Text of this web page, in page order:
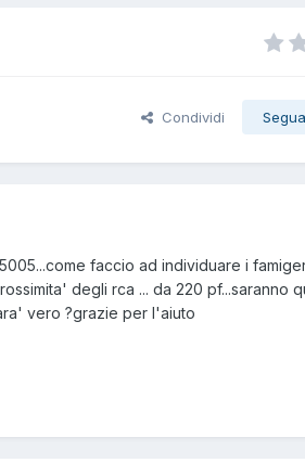
Condividi
faccio ad individuare i
degli rca ... da 220 pf...saranno
vero ?grazie per l'aiuto